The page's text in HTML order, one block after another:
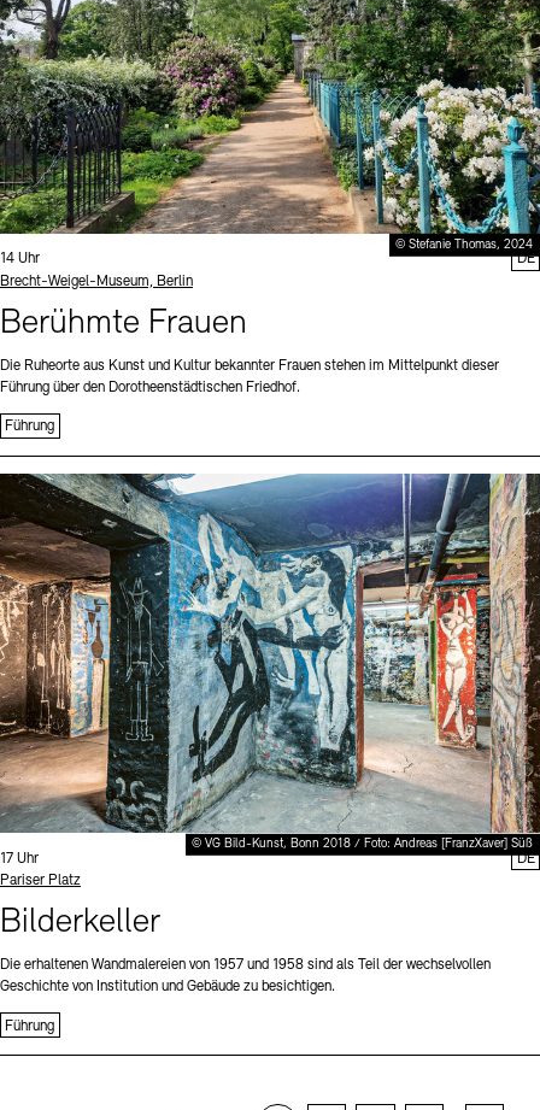
© Stefanie Thomas, 2024
Uhrzeit:
14 Uhr
Standort
Brecht-Weigel-Museum, Berlin
Berühmte Frauen
Die Ruheorte aus Kunst und Kultur bekannter Frauen stehen im Mittelpunkt dieser
Führung über den Dorotheenstädtischen Friedhof.
Führung
DE
© VG Bild-Kunst, Bonn 2018 / Foto: Andreas [FranzXaver] Süß
Uhrzeit:
17 Uhr
Standort
Pariser Platz
Bilderkeller
Die erhaltenen Wandmalereien von 1957 und 1958 sind als Teil der wechselvollen
Geschichte von Institution und Gebäude zu besichtigen.
Führung
DE